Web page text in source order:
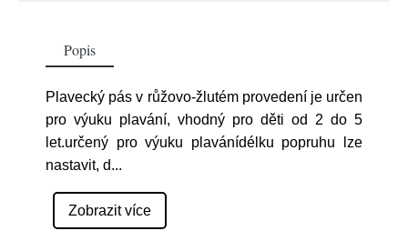
Popis
Plavecký pás v růžovo-žlutém provedení je určen
pro výuku plavání, vhodný pro děti od 2 do 5
let.určený pro výuku plavánídélku popruhu lze
nastavit, d...
Zobrazit více